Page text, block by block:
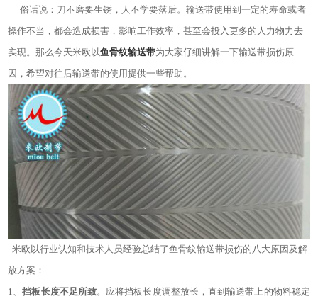
俗话说：刀不磨要生锈，人不学要落后。输送带使用到一定的寿命或者
操作不当，都会造成损害，影响工作效率，甚至会投入更多的人力物力去
实现。那么今天米欧以鱼骨纹输送带为大家仔细讲解一下输送带损伤原
因，希望对往后输送带的使用提供一些帮助。
米欧以行业认知和技术人员经验总结了鱼骨纹输送带损伤的八大原因及解
放方案：
1、挡板长度不足所致。 应将挡板长度调整放长，直到输送带上的物料稳定